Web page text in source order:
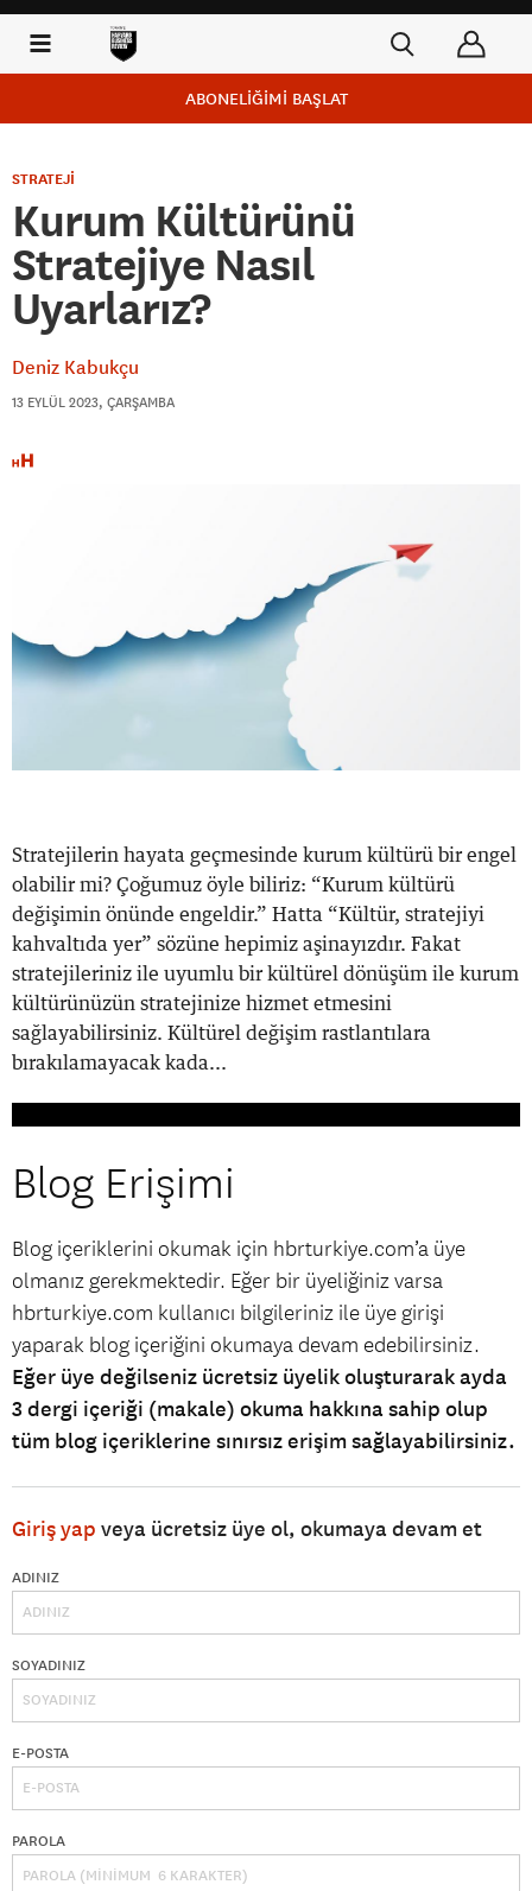
ABONELİĞİMİ BAŞLAT
STRATEJİ
Kurum Kültürünü
Stratejiye Nasıl
Uyarlarız?
Deniz Kabukçu
13 EYLÜL 2023, ÇARŞAMBA
Stratejilerin hayata geçmesinde kurum kültürü bir engel
olabilir mi? Çoğumuz öyle biliriz: “Kurum kültürü
değişimin önünde engeldir.” Hatta “Kültür, stratejiyi
kahvaltıda yer” sözüne hepimiz aşinayızdır. Fakat
stratejileriniz ile uyumlu bir kültürel dönüşüm ile kurum
kültürünüzün stratejinize hizmet etmesini
sağlayabilirsiniz. Kültürel değişim rastlantılara
bırakılamayacak kada...
Blog Erişimi
Blog içeriklerini okumak için hbrturkiye.com’a üye
olmanız gerekmektedir. Eğer bir üyeliğiniz varsa
hbrturkiye.com kullanıcı bilgileriniz ile üye girişi
yaparak blog içeriğini okumaya devam edebilirsiniz.
Eğer üye değilseniz ücretsiz üyelik oluşturarak ayda
3 dergi içeriği (makale) okuma hakkına sahip olup
tüm blog içeriklerine sınırsız erişim sağlayabilirsiniz.
Giriş yap veya ücretsiz üye ol, okumaya devam et
ADINIZ
SOYADINIZ
E-POSTA
PAROLA